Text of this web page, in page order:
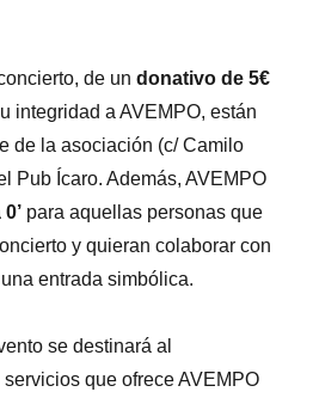
de undonativo de 5€
integridad a AVEMPO, están
de la asociación (c/ Camilo
Pub Ícaro. Además, AVEMPO
0’ para aquellas personas que
y quieran colaborar con
entrada simbólica.
se destinará al
que ofrece AVEMPO